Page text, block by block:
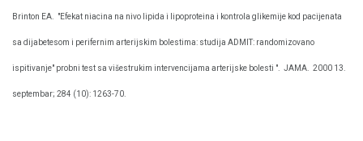
Brinton EA. "Efekat niacina na nivo lipida i lipoproteina i kontrola glikemije kod pacijenata
sa dijabetesom i perifernim arterijskim bolestima: studija ADMIT: randomizovano
ispitivanje" probni test sa višestrukim intervencijama arterijske bolesti ". JAMA. 2000 13.
septembar; 284 (10): 1263-70.